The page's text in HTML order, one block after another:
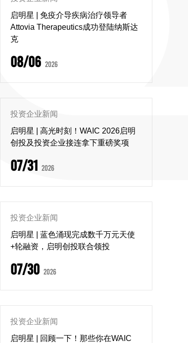
启明星 | 免疫介导疾病治疗领导者
Attovia Therapeutics成功登陆纳斯达
克
08/06 2026
投资企业新闻
启明星 | 高光时刻！WAIC 2026启明
创投及投资企业接连拿下重磅奖项
07/31 2026
投资企业新闻
启明星 | 蓝色涌现完成数千万元天使
+轮融资，启明创投联合领投
07/30 2026
投资企业新闻
启明星 | 回顾一下！那些你在WAIC